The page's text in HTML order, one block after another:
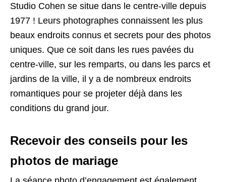
Studio Cohen se situe dans le centre-ville depuis
1977 ! Leurs photographes connaissent les plus
beaux endroits connus et secrets pour des photos
uniques. Que ce soit dans les rues pavées du
centre-ville, sur les remparts, ou dans les parcs et
jardins de la ville, il y a de nombreux endroits
romantiques pour se projeter déjà dans les
conditions du grand jour.
Recevoir des conseils pour les
photos de mariage